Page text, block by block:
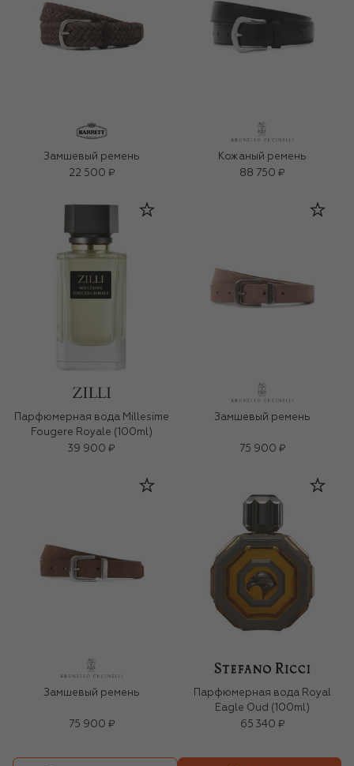
Замшевый ремень
22 500 ₽
Кожаный ремень
88 750 ₽
Парфюмерная вода Millesime
Fougere Royale (100ml)
39 900 ₽
Замшевый ремень
75 900 ₽
Замшевый ремень
75 900 ₽
Парфюмерная вода Royal
Eagle Oud (100ml)
65 340 ₽